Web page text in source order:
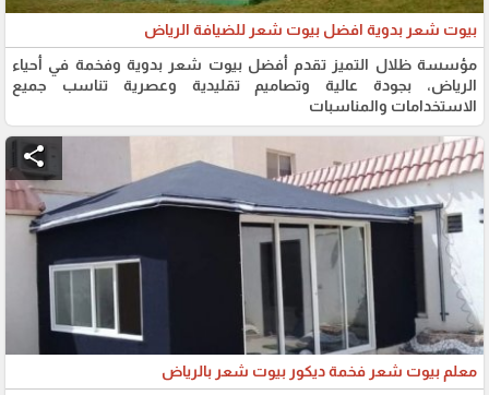
بيوت شعر بدوية افضل بيوت شعر للضيافة الرياض
مؤسسة ظلال التميز تقدم أفضل بيوت شعر بدوية وفخمة في أحياء
الرياض، بجودة عالية وتصاميم تقليدية وعصرية تناسب جميع
الاستخدامات والمناسبات
share
معلم بيوت شعر فخمة ديكور بيوت شعر بالرياض